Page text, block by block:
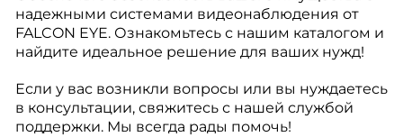
надежными системами видеонаблюдения от
FALCON EYE. Ознакомьтесь с нашим каталогом и
найдите идеальное решение для ваших нужд!
Если у вас возникли вопросы или вы нуждаетесь
в консультации, свяжитесь с нашей службой
поддержки. Мы всегда рады помочь!